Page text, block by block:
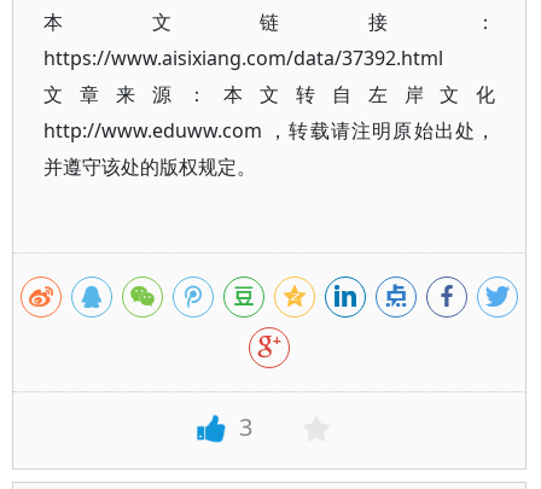
本文链接：
https://www.aisixiang.com/data/37392.html
文章来源：本文转自左岸文化
http://www.eduww.com ，转载请注明原始出处，
并遵守该处的版权规定。
3